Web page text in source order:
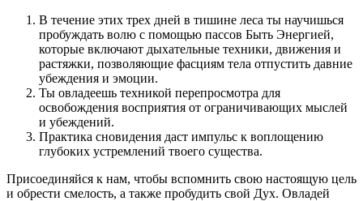
В течение этих трех дней в тишине леса ты научишься
пробуждать волю с помощью пассов Быть Энергией,
которые включают дыхательные техники, движения и
растяжки, позволяющие фасциям тела отпустить давние
убеждения и эмоции.
Ты овладеешь техникой перепросмотра для
освобождения восприятия от ограничивающих мыслей
и убеждений.
Практика сновидения даст импульс к воплощению
глубоких устремлений твоего существа.
Присоединяйся к нам, чтобы вспомнить свою настоящую цель
и обрести смелость, а также пробудить свой Дух. Овладей